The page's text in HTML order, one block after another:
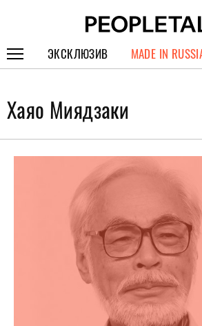
ЭКСКЛЮЗИВ
СПЕЦПРОЕКТЫ
ИНТЕРВЬЮ
ПОКОЛЕНИЕ
MADE IN
Хаяо Миядзаки